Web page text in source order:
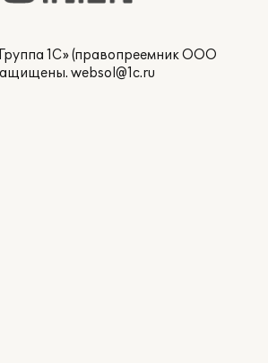
1С» (правопреемник ООО
websol@1c.ru